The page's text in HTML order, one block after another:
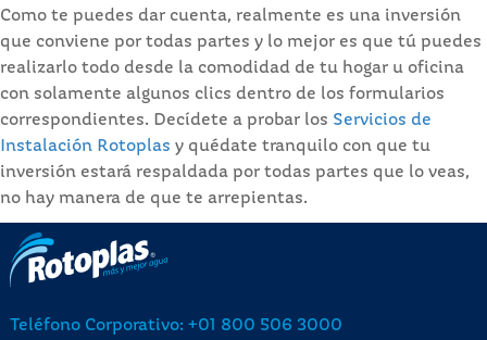
Como te puedes dar cuenta, realmente es una inversión
que conviene por todas partes y lo mejor es que tú puedes
realizarlo todo desde la comodidad de tu hogar u oficina
con solamente algunos clics dentro de los formularios
correspondientes. Decídete a probar los Servicios de
Instalación Rotoplas y quédate tranquilo con que tu
inversión estará respaldada por todas partes que lo veas,
no hay manera de que te arrepientas.
Teléfono Corporativo: +01 800 506 3000